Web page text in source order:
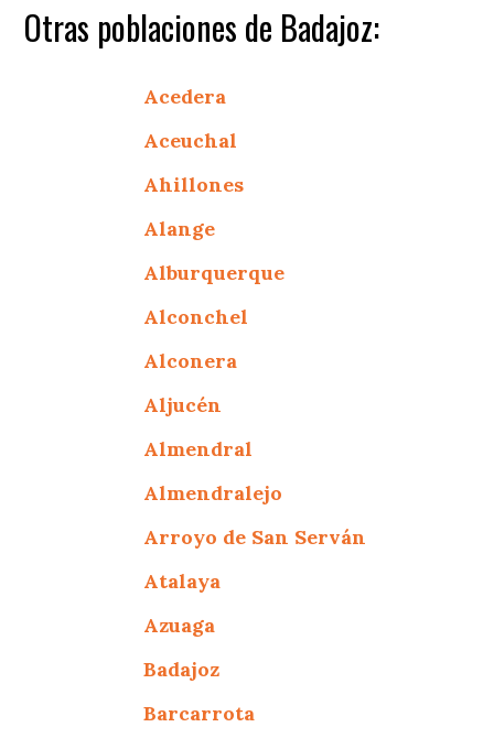
Otras poblaciones de Badajoz:
Acedera
Aceuchal
Ahillones
Alange
Alburquerque
Alconchel
Alconera
Aljucén
Almendral
Almendralejo
Arroyo de San Serván
Atalaya
Azuaga
Badajoz
Barcarrota